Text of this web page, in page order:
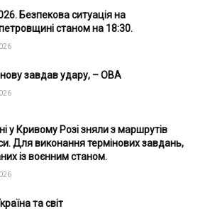
Безпекова ситуація на
станом на 18:30.
завдав удару, – ОВА
у Кривому Розі зняли з маршрутів
Для виконання термінових завдань,
із воєнним станом.
та світ